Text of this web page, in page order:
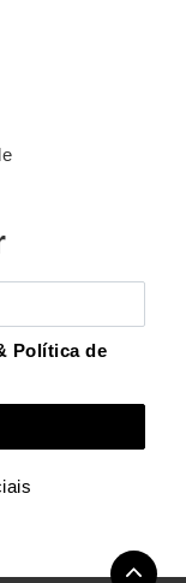
Política de